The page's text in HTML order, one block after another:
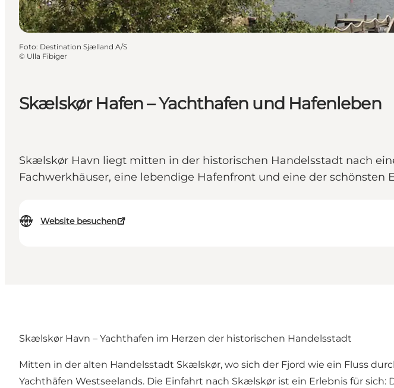
Skælskør Hafen – Yachthafen und Hafenleben
Skælskør Havn liegt mitten in der historischen Handelsstadt nach
Fachwerkhäuser, eine lebendige Hafenfront und eine der schönsten
Website besuchen
Foto: Destination Sjælland A/S
© Ulla Fibiger
Skælskør Havn – Yachthafen im Herzen der historischen Handelsstadt
Mitten in der alten Handelsstadt Skælskør, wo sich der Fjord wie ein Fluss
Yachthäfen Westseelands. Die Einfahrt nach Skælskør ist ein Erlebnis für